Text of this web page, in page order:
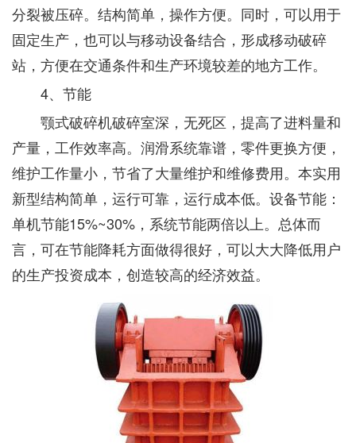
分裂被压碎。结构简单，操作方便。同时，可以用于
固定生产，也可以与移动设备结合，形成移动破碎
站，方便在交通条件和生产环境较差的地方工作。
4、节能
颚式破碎机破碎室深，无死区，提高了进料量和
产量，工作效率高。润滑系统靠谱，零件更换方便，
维护工作量小，节省了大量维护和维修费用。本实用
新型结构简单，运行可靠，运行成本低。设备节能：
单机节能15%~30%，系统节能两倍以上。总体而
言，可在节能降耗方面做得很好，可以大大降低用户
的生产投资成本，创造较高的经济效益。